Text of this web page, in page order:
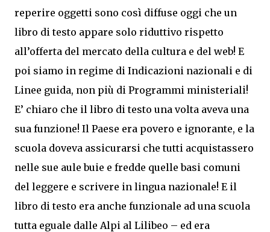
reperire oggetti sono così diffuse oggi che un
libro di testo appare solo riduttivo rispetto
all’offerta del mercato della cultura e del web! E
poi siamo in regime di Indicazioni nazionali e di
Linee guida, non più di Programmi ministeriali!
E’ chiaro che il libro di testo una volta aveva una
sua funzione! Il Paese era povero e ignorante, e la
scuola doveva assicurarsi che tutti acquistassero
nelle sue aule buie e fredde quelle basi comuni
del leggere e scrivere in lingua nazionale! E il
libro di testo era anche funzionale ad una scuola
tutta eguale dalle Alpi al Lilibeo – ed era